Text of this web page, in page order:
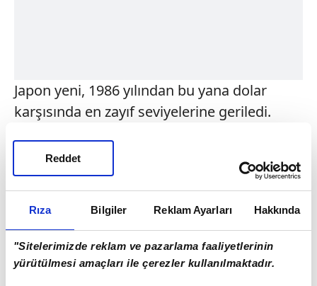
Rıza Bilgiler Reklam Ayarları Hakkında
"Sitelerimizde reklam ve pazarlama faaliyetlerinin
yürütülmesi amaçları ile çerezler kullanılmaktadır.
Reddet
Japon yeni, 1986 yılından bu yana dolar
karşısında en zayıf seviyelerine geriledi.
Bankası'ndan müdahale sinyali geldi.
Japonya Maliye Bakanlığı'nın sözlü
müdahaleleri yenin dolar karşısında değer
kaybetmesine engel olamadı. Japonya
Maliye Bakanı Satsuki Katayama, ABD
Hazine Bakanı Scott Bessent ile bir telefon